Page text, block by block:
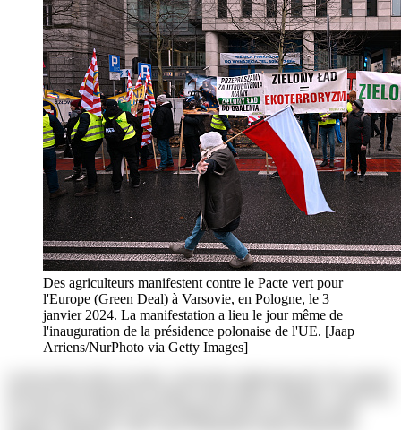
Des agriculteurs manifestent contre le Pacte vert pour
l'Europe (Green Deal) à Varsovie, en Pologne, le 3
janvier 2024. La manifestation a lieu le jour même de
l'inauguration de la présidence polonaise de l'UE. [Jaap
Arriens/NurPhoto via Getty Images]